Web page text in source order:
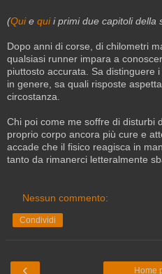
(Quie quii primi due capitoli della
Dopo anni di corse, di chilometri
qualsiasi runner impara a
piuttosto accurata. Sa distinguere
in genere, sa quali risposte
circostanza.
Chi poi come me soffre di disturbi
proprio corpo ancora più cure e
accade che il fisico reagisca in
tanto da rimanerci letteralmente
Nessun commento:
Condividi
‹ Home